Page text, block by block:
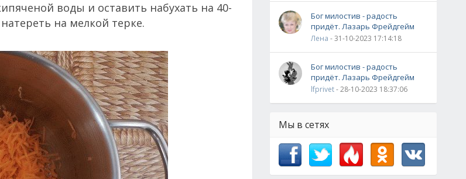
воды и оставить набухать на 40-
на мелкой терке.
Бог милостив - радость
придёт. Лазарь Фрейдгейм
Лена - 31-10-2023 17:14:18
Бог милостив - радость
придёт. Лазарь Фрейдгейм
lfprivet- 28-10-2023 18:37:06
Мы в сетях